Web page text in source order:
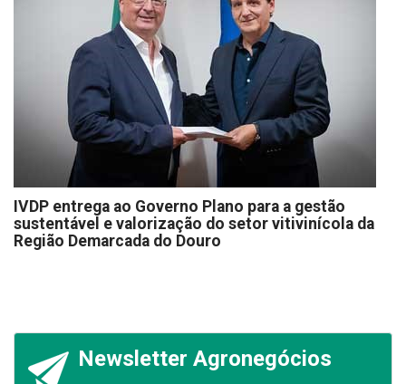
IVDP entrega ao Governo Plano para a gestão
sustentável e valorização do setor vitivinícola da
Região Demarcada do Douro
Newsletter Agronegócios